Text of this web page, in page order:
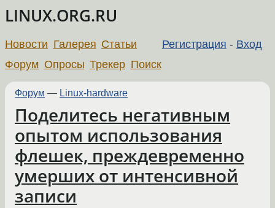
LINUX.ORG.RU
Регистрация - Вход
Новости Галерея Статьи
Форум Опросы Трекер Поиск
Форум — Linux-hardware
Поделитесь негативным
опытом использования
флешек, преждевременно
умерших от интенсивной
записи